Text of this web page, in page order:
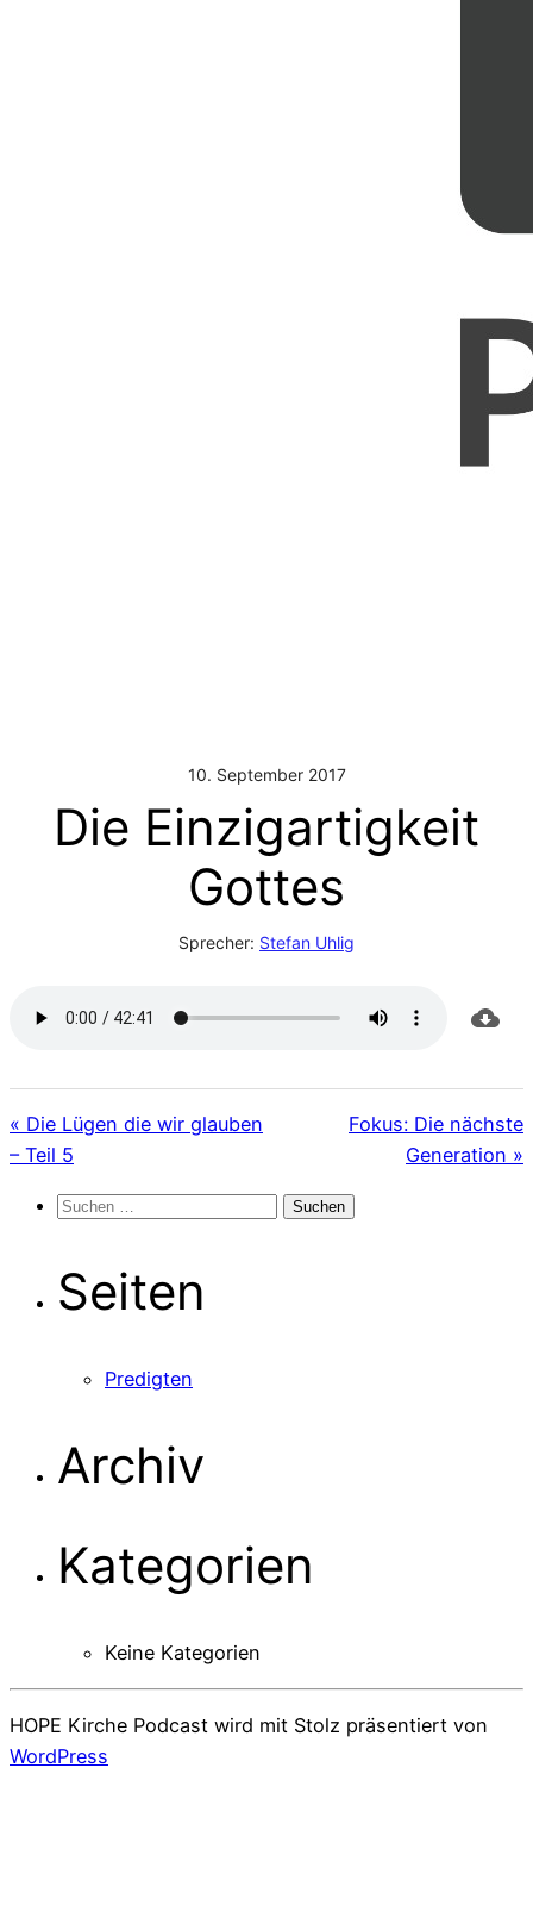
10. September 2017
Die Einzigartigkeit
Gottes
Sprecher: Stefan Uhlig
« Die Lügen die wir glauben
– Teil 5
Fokus: Die nächste
Generation »
Suchen
Seiten
Predigten
Archiv
Kategorien
Keine Kategorien
HOPE Kirche Podcast wird mit Stolz präsentiert von
WordPress